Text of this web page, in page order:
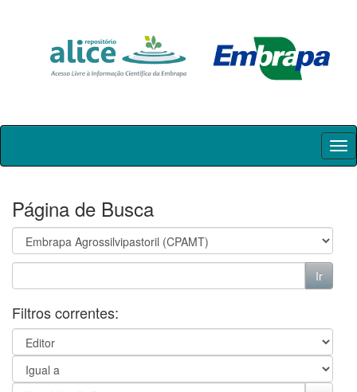
Skip
Página de Busca
Filtros correntes: